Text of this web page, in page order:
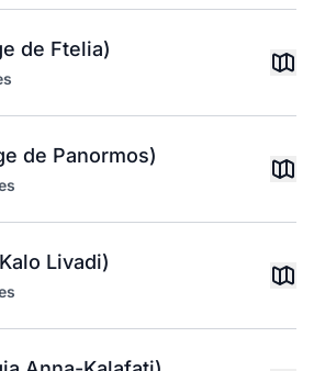
de Ftelia)
de Panormos)
Livadi)